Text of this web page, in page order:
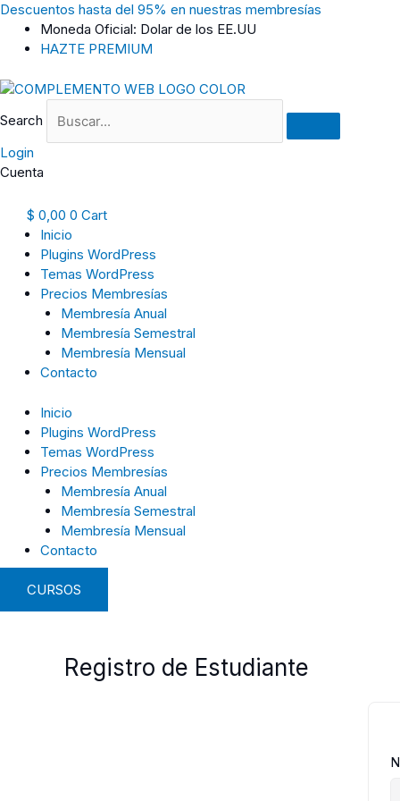
Ir
contenido
Descuentos hasta del 95% en nuestras membresías
Moneda Oficial: Dolar de los EE.UU
HAZTE PREMIUM
Search
Login
Cuenta
$ 0,00 0 Cart
Inicio
Plugins WordPress
Temas WordPress
Precios Membresías
Membresía Anual
Membresía Semestral
Membresía Mensual
Contacto
Inicio
Plugins WordPress
Temas WordPress
Precios Membresías
Membresía Anual
Membresía Semestral
Membresía Mensual
Contacto
CURSOS
Registro de Estudiante